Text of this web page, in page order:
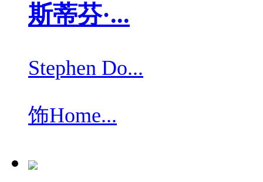
斯蒂芬·...
Stephen Do...
饰Home...